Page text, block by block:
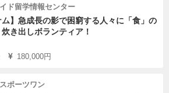
ド留学情報センター
ム】急成長の影で困窮する人々に「食」の
き出しボランティア！
180,000円
ポーツワン